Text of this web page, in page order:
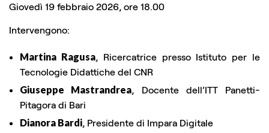
Giovedì 19 febbraio 2026, ore 18.00
Intervengono:
Martina Ragusa, Ricercatrice presso Istituto per le
Tecnologie Didattiche del CNR
Giuseppe Mastrandrea, Docente dell’ITT Panetti-
Pitagora di Bari
Dianora Bardi, Presidente di Impara Digitale